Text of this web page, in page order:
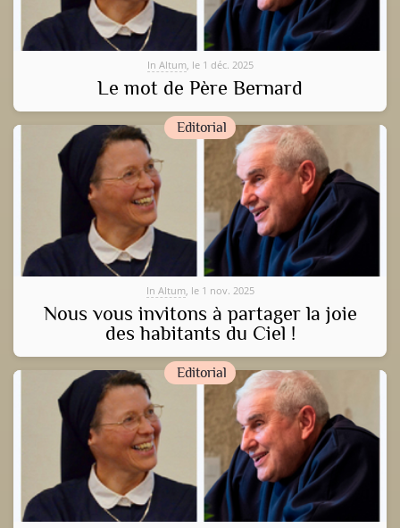
In Altum, le 1 déc. 2025
Le mot de Père Bernard
Editorial
In Altum, le 1 nov. 2025
Nous vous invitons à partager la joie
des habitants du Ciel !
Editorial